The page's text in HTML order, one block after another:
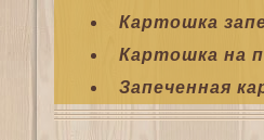
Картошка
Картошка на
Запеченная